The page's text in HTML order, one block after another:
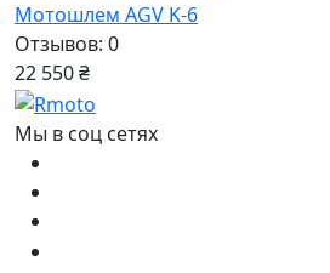
Мотошлем AGV K-6
Отзывов: 0
22 550 ₴
Мы в соц сетях